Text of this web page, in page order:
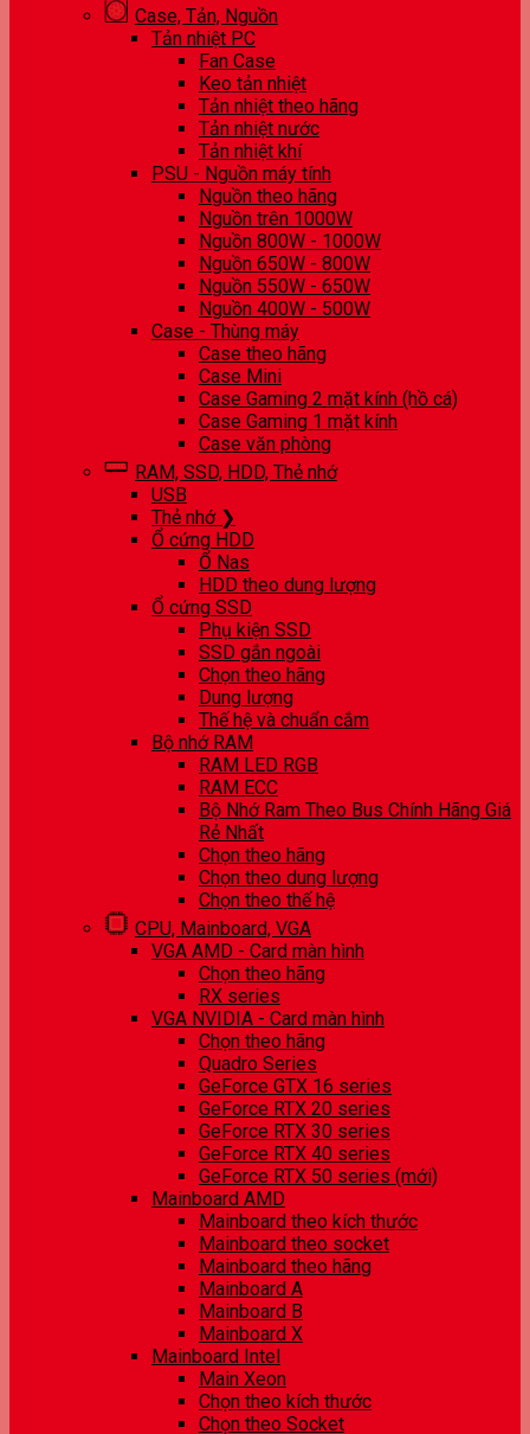
Case, Tản, Nguồn
Tản nhiệt PC
Fan Case
Keo tản nhiệt
Tản nhiệt theo hãng
Tản nhiệt nước
Tản nhiệt khí
PSU - Nguồn máy tính
Nguồn theo hãng
Nguồn trên 1000W
Nguồn 800W - 1000W
Nguồn 650W - 800W
Nguồn 550W - 650W
Nguồn 400W - 500W
Case - Thùng máy
Case theo hãng
Case Mini
Case Gaming 2 mặt kính (hồ cá)
Case Gaming 1 mặt kính
Case văn phòng
RAM, SSD, HDD, Thẻ nhớ
USB
Thẻ nhớ ❯
Ổ cứng HDD
Ổ Nas
HDD theo dung lượng
Ổ cứng SSD
Phụ kiện SSD
SSD gắn ngoài
Chọn theo hãng
Dung lượng
Thế hệ và chuẩn cắm
Bộ nhớ RAM
RAM LED RGB
RAM ECC
Bộ Nhớ Ram Theo Bus Chính Hãng Giá
Rẻ Nhất
Chọn theo hãng
Chọn theo dung lượng
Chọn theo thế hệ
CPU, Mainboard, VGA
VGA AMD - Card màn hình
Chọn theo hãng
RX series
VGA NVIDIA - Card màn hình
Chọn theo hãng
Quadro Series
GeForce GTX 16 series
GeForce RTX 20 series
GeForce RTX 30 series
GeForce RTX 40 series
GeForce RTX 50 series (mới)
Mainboard AMD
Mainboard theo kích thước
Mainboard theo socket
Mainboard theo hãng
Mainboard A
Mainboard B
Mainboard X
Mainboard Intel
Main Xeon
Chọn theo kích thước
Chọn theo Socket